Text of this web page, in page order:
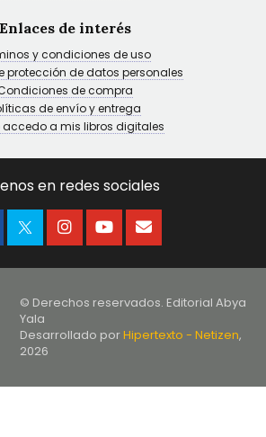
Enlaces de interés
y condiciones de uso
protección de datos personales
de compra
de envío y entrega
a mis libros digitales
en redes sociales
© Derechos reservados. Editorial Abya
Yala
Desarrollado porHipertexto - Netizen,
2026